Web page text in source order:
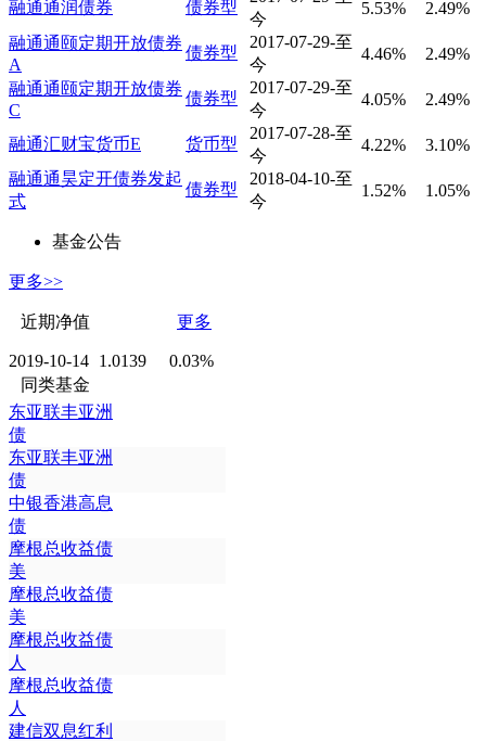
融通通润债券 债券型
今
5.53%
2.49%
融通通颐定期开放债券
A
债券型
2017-07-29-至
今
4.46%
2.49%
融通通颐定期开放债券
C
债券型
2017-07-29-至
今
4.05% 2.49%
融通汇财宝货币E 货币型
2017-07-28-至
今
4.22%
3.10%
融通通昊定开债券发起
式
债券型
2018-04-10-至
今
1.52% 1.05%
基金公告
更多>>
近期净值 更多
2019-10-14 1.0139
0.03%
同类基金
东亚联丰亚洲
债
东亚联丰亚洲
债
中银香港高息
债
摩根总收益债
美
摩根总收益债
美
摩根总收益债
人
摩根总收益债
人
建信双息红利